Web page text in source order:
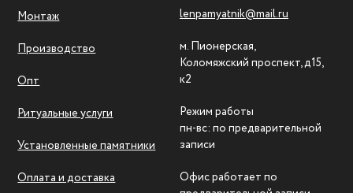
Монтаж
Производство
Опт
Ритуальные услуги
Установленные памятники
Оплата и доставка
lenpamyatnik@mail.ru
м. Пионерская,
Коломяжский проспект, д15,
к2
Режим работы
пн-вс: по предварительной
записи
Офис работает по